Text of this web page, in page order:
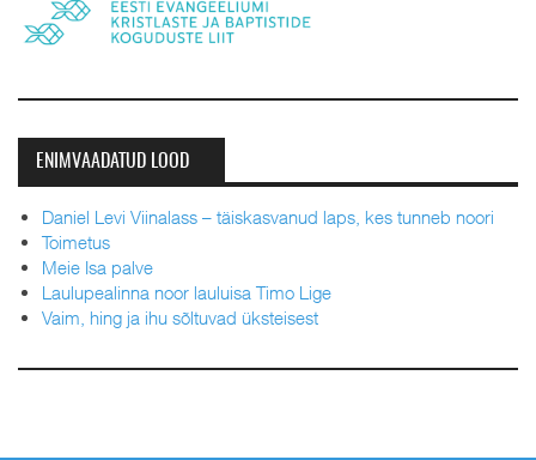
ENIMVAADATUD LOOD
Daniel Levi Viinalass – täiskasvanud laps, kes tunneb noori
Toimetus
Meie Isa palve
Laulupealinna noor lauluisa Timo Lige
Vaim, hing ja ihu sõltuvad üksteisest